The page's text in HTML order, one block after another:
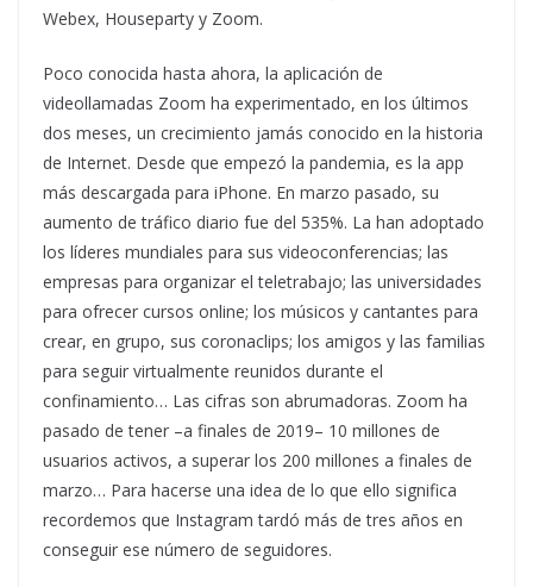
Webex, Houseparty y Zoom.
Poco conocida hasta ahora, la aplicación de
videollamadas Zoom ha experimentado, en los últimos
dos meses, un crecimiento jamás conocido en la historia
de Internet. Desde que empezó la pandemia, es la app
más descargada para iPhone. En marzo pasado, su
aumento de tráfico diario fue del 535%. La han adoptado
los líderes mundiales para sus videoconferencias; las
empresas para organizar el teletrabajo; las universidades
para ofrecer cursos online; los músicos y cantantes para
crear, en grupo, sus coronaclips; los amigos y las familias
para seguir virtualmente reunidos durante el
confinamiento… Las cifras son abrumadoras. Zoom ha
pasado de tener –a finales de 2019– 10 millones de
usuarios activos, a superar los 200 millones a finales de
marzo… Para hacerse una idea de lo que ello significa
recordemos que Instagram tardó más de tres años en
conseguir ese número de seguidores.